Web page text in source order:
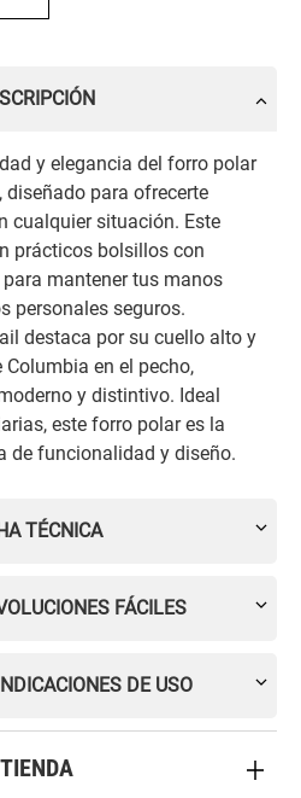
y elegancia del forro polar
diseñado para ofrecerte
cualquier situación. Este
prácticos bolsillos con
mantener tus manos
personales seguros.
destaca por su cuello alto y
en el pecho,
y distintivo. Ideal
este forro polar es la
de funcionalidad y diseño.
TÉCNICA
FÁCILES
DE USO